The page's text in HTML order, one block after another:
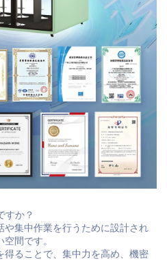
すか？
や集中作業を行うために設計され
間です。
ることで、集中力を高め、機密